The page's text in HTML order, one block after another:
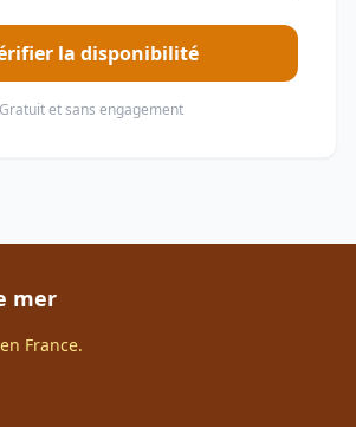
la disponibilité
Gratuit et sans engagement
mer
France.